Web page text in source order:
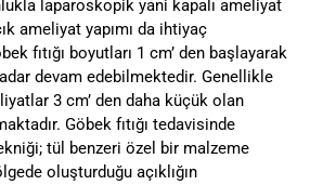
laparoskopik yani kapalı ameliyat
ameliyat yapımı da ihtiyaç
fıtığı boyutları 1 cm’ den başlayarak
devam edebilmektedir. Genellikle
3 cm’ den daha küçük olan
Göbek fıtığı tedavisinde
tül benzeri özel bir malzeme
oluşturduğu açıklığın